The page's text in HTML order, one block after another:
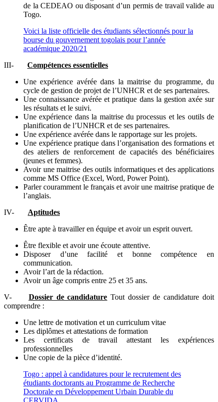
de la CEDEAO ou disposant d’un permis de travail valide au
Togo.
Voici la liste officielle des étudiants sélectionnés pour la
bourse du gouvernement togolais pour l’année
académique 2020/21
III- Compétences essentielles
Une expérience avérée dans la maitrise du programme, du
cycle de gestion de projet de l’UNHCR et de ses partenaires.
Une connaissance avérée et pratique dans la gestion axée sur
les résultats et le suivi.
Une expérience dans la maitrise du processus et les outils de
planification de l’UNHCR et de ses partenaires.
Une expérience avérée dans le rapportage sur les projets.
Une expérience pratique dans l’organisation des formations et
des ateliers de renforcement de capacités des bénéficiaires
(jeunes et femmes).
Avoir une maitrise des outils informatiques et des applications
comme MS Office (Excel, Word, Power Point).
Parler couramment le français et avoir une maitrise pratique de
l’anglais.
IV- Aptitudes
Être apte à travailler en équipe et avoir un esprit ouvert.
Être flexible et avoir une écoute attentive.
Disposer d’une facilité et bonne compétence en
communication.
Avoir l’art de la rédaction.
Avoir un âge compris entre 25 et 35 ans.
V-
Dossier de candidature Tout dossier de candidature doit
comprendre :
Une lettre de motivation et un curriculum vitae
Les diplômes et attestations de formation
Les certificats de travail attestant les expériences
professionnelles
Une copie de la pièce d’identité.
Togo : appel à candidatures pour le recrutement des
étudiants doctorants au Programme de Recherche
Doctorale en Développement Urbain Durable du
CERVIDA